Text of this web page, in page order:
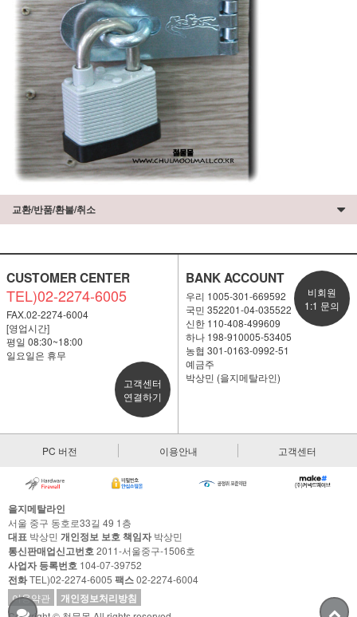
교환/반품/환불/취소
CUSTOMER CENTER
TEL)02-2274-6005
FAX.02-2274-6004
[영업시간]
평일 08:30~18:00
일요일은 휴무
고객센터
연결하기
BANK ACCOUNT
우리 1005-301-669592
국민 352201-04-035522
신한 110-408-499609
하나 198-910005-53405
농협 301-0163-0992-51
예금주
박상민 (을지메탈라인)
비회원
1:1 문의
PC 버전 이용안내 고객센터
을지메탈라인
서울 중구 동호로33길 49 1층
대표 박상민 개인정보 보호 책임자박상민
통신판매업신고번호2011-서울중구-1506호
사업자 등록번호 104-07-39752
전화TEL)02-2274-6005 팩스02-2274-6004
이용약관
개인정보처리방침